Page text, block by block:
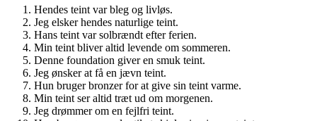
Hendes teint var bleg og livløs.
Jeg elsker hendes naturlige teint.
Hans teint var solbrændt efter ferien.
Min teint bliver altid levende om sommeren.
Denne foundation giver en smuk teint.
Jeg ønsker at få en jævn teint.
Hun bruger bronzer for at give sin teint varme.
Min teint ser altid træt ud om morgenen.
Jeg drømmer om en fejlfri teint.